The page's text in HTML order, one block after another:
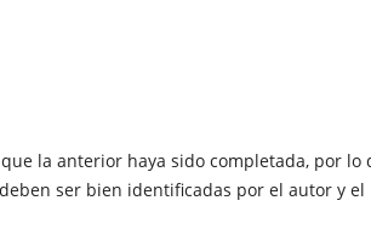
la anterior haya sido completada, por lo
ser bien identificadas por el autor y el